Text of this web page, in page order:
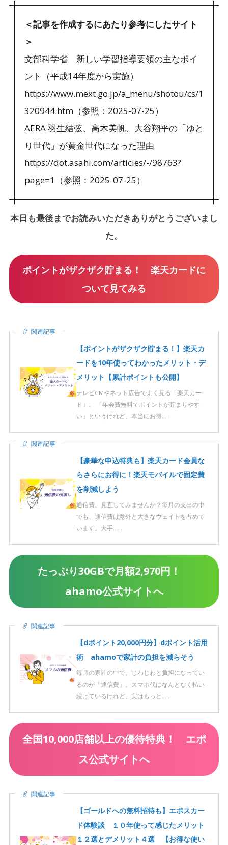
＜記事を作成するにあたり参考にしたサイト
＞
文部科学省 新しい学習指導要領の主なポイ
ント（平成14年度から実施）
https://www.mext.go.jp/a_menu/shotou/cs/1
320944.htm（参照：2025-07-25）
AERA 羽生結弦、高木美帆、大谷翔平の「ゆと
り世代」が黄金世代になった理由
https://dot.asahi.com/articles/-/98763?
page=1（参照：2025-07-25）
本日も最後までお読みいただきありがとうございまし
た。
ポイントがザクザク貯まる！ 楽天カードに
ついて見てみる
関連記事
【ポイントがザクザク貯まる！】楽天カ
ードを10年使ってわかったメリット・デ
メリット【累計ポイントも公開】
テレビCMやネット広告でよく見る「楽天カー
ド」。 「年会費無料でポイントが貯まりやす
い」というけれど、本当にお得……
関連記事
【豪華な申込特典も】楽天カード会員な
らさらにお得に！楽天モバイルで固定費
を削減しよう
通信費、見直してみませんか？毎月の支出の中
でも、通信費は意外と大きなウェイトを占めて
います。大手……
たっぷり30GBで月額2,970円！
ahamo公式サイトへ
関連記事
【dポイント20,000円分】dポイント活用
術 ahamoで家計の負担を減らそう
毎月の家計の中で、じわじわと負担になってい
るのが「通信費」。スマホ代はなんとなく払い
続けているけれど、実はもっと……
全国10,000店舗以上の優待特典！ エポ
ス公式サイトへ
関連記事
【ゴールドへの無料招待も】エポスカー
ド体験談 １０年使って感じたメリット
１２選とデメリット４選 【お得な使い